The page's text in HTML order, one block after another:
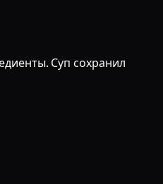
Суп сохранил